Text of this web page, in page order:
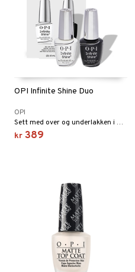
OPI Infinite Shine Duo
OPI
Sett med over og underlakken i OPI's Infinite Shine serie
kr 389